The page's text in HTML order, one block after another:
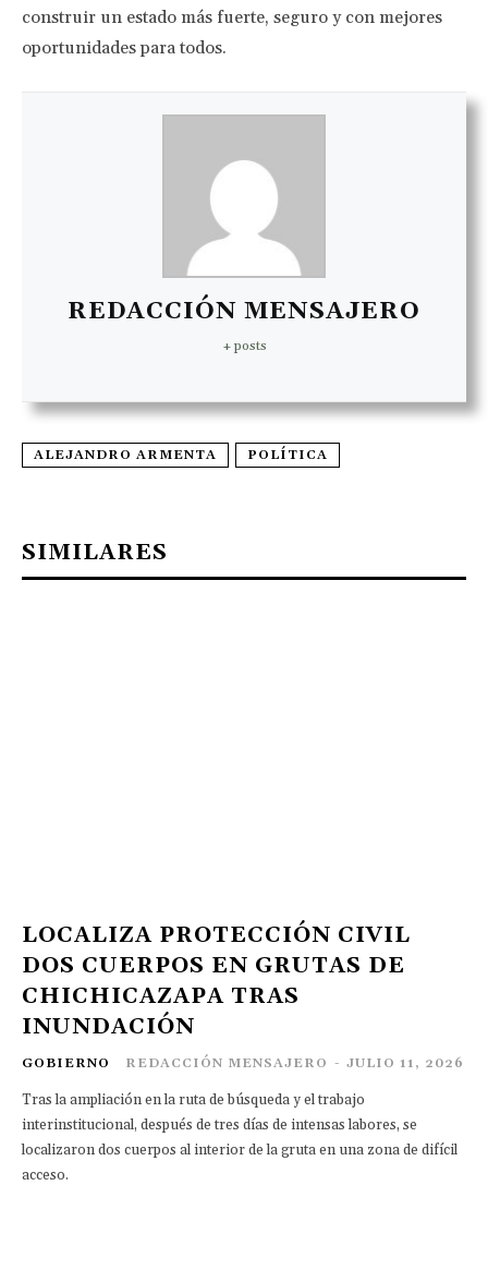
construir un estado más fuerte, seguro y con mejores
oportunidades para todos.
REDACCIÓN MENSAJERO
+ posts
ALEJANDRO ARMENTA POLÍTICA
SIMILARES
LOCALIZA PROTECCIÓN CIVIL
DOS CUERPOS EN GRUTAS DE
CHICHICAZAPA TRAS
INUNDACIÓN
GOBIERNO REDACCIÓN MENSAJERO - JULIO 11, 2026
Tras la ampliación en la ruta de búsqueda y el trabajo
interinstitucional, después de tres días de intensas labores, se
localizaron dos cuerpos al interior de la gruta en una zona de difícil
acceso.